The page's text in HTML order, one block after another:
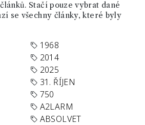
Stačí pouze vybrat dané
se všechny články, které byly
1968
2014
2025
31. ŘÍJEN
750
A2LARM
ABSOLVET